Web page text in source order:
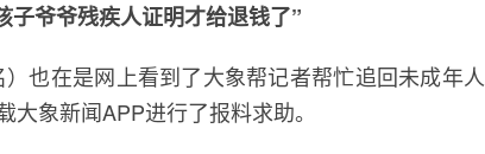
子爷爷残疾人证明才给退钱了”
也在是网上看到了大象帮记者帮忙追回未成年人
大象新闻APP进行了报料求助。